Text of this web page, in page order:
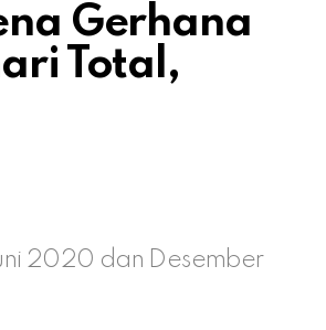
Gerhana
Total,
2020 dan Desember